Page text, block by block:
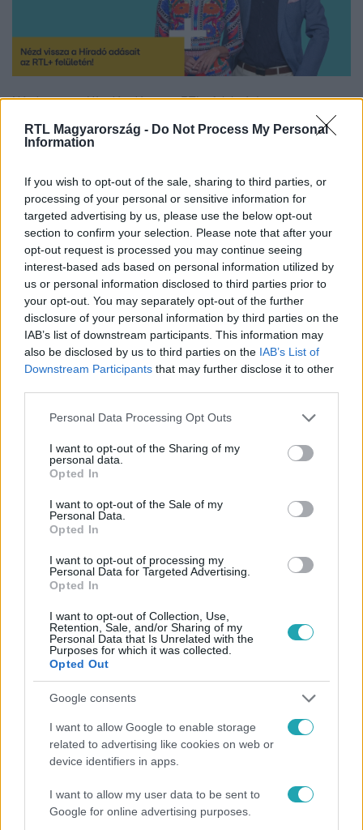
RTL Magyarország - Do Not Process My Personal
Information
If you wish to opt-out of the sale, sharing to third parties, or
processing of your personal or sensitive information for
targeted advertising by us, please use the below opt-out
section to confirm your selection. Please note that after your
opt-out request is processed you may continue seeing
interest-based ads based on personal information utilized by
us or personal information disclosed to third parties prior to
your opt-out. You may separately opt-out of the further
disclosure of your personal information by third parties on the
IAB’s list of downstream participants. This information may
also be disclosed by us to third parties on the IAB’s List of
Downstream Participants that may further disclose it to other
Please note that this website/app uses one or more Google
not limited to your visit or usage behaviour. You may click to
grant or deny consent to Google and its third-party tags to
use your data for below specified purposes in below Google
consent section.
Personal Data Processing Opt Outs
I want to opt-out of the Sharing of my
personal data.
Opted In
I want to opt-out of the Sale of my
Personal Data.
Opted In
I want to opt-out of processing my
Personal Data for Targeted Advertising.
Opted In
I want to opt-out of Collection, Use,
Retention, Sale, and/or Sharing of my
Personal Data that Is Unrelated with the
Purposes for which it was collected.
Opted Out
Google consents
I want to allow Google to enable storage
related to advertising like cookies on web or
device identifiers in apps.
I want to allow my user data to be sent to
Google for online advertising purposes.
Nézd vissza a Híradó adásait az RTL+ felületén!
legyen a Google-találatokban!
Kövess minket, és értesülj a friss hírekről a
Facebookon is!
HÍRADÓ #VIDEÓ #ADÁSRÉSZLETEK
HALÁLOS GÁZOLÁS #VÁDEMELÉS
Népszerű